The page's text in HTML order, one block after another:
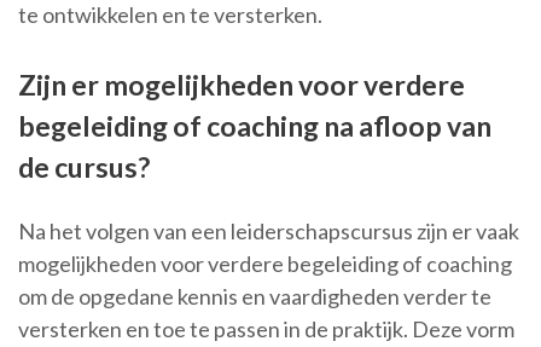
te ontwikkelen en te versterken.
Zijn er mogelijkheden voor verdere
begeleiding of coaching na afloop van
de cursus?
Na het volgen van een leiderschapscursus zijn er vaak
mogelijkheden voor verdere begeleiding of coaching
om de opgedane kennis en vaardigheden verder te
versterken en toe te passen in de praktijk. Deze vorm